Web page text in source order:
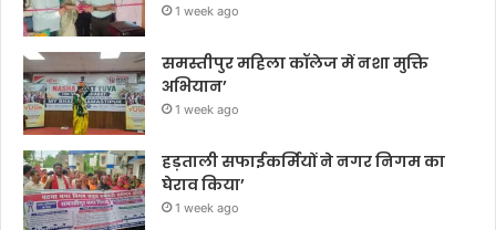
1 week ago
समस्तीपुर महिला कॉलेज में नशा मुक्ति
अभियान’
1 week ago
हड़ताली सफाईकर्मियों ने नगर निगम का
घेराव किया’
1 week ago